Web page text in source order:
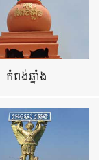
កំពង់ឆ្នាំង